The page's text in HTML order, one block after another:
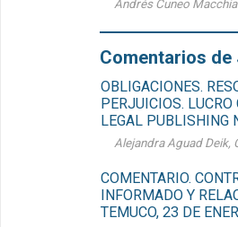
Andrés Cuneo
Comentarios
OBLIGACIONES.
PERJUICIOS.
LEGAL PUBLISHING
Alejandra Aguad Deik,
COMENTARIO.
INFORMADO Y
TEMUCO, 23 DE